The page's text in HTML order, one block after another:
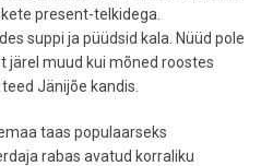
present-telkidega.
suppi ja püüdsid kala. Nüüd pole
järel muud kui mõned roostes
Jänijõe kandis.
taas populaarseks
rabas avatud korraliku